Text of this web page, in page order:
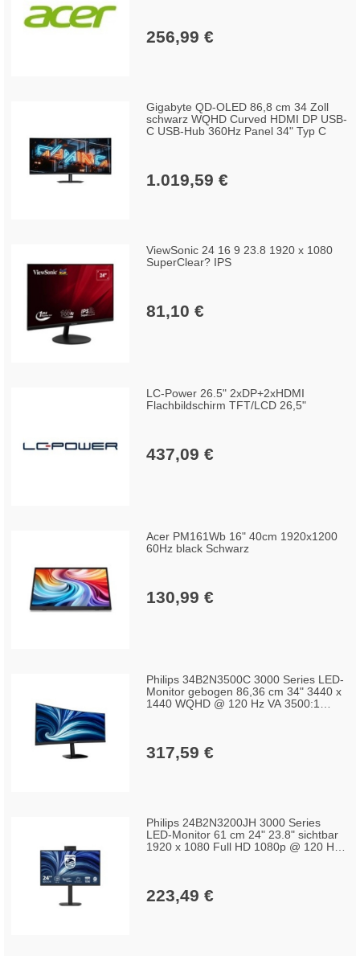
256,99 €
Gigabyte QD-OLED 86,8 cm 34 Zoll
schwarz WQHD Curved HDMI DP USB-
C USB-Hub 360Hz Panel 34" Typ C
1.019,59 €
ViewSonic 24 16 9 23.8 1920 x 1080
SuperClear? IPS
81,10 €
LC-Power 26.5" 2xDP+2xHDMI
Flachbildschirm TFT/LCD 26,5"
437,09 €
Acer PM161Wb 16" 40cm 1920x1200
60Hz black Schwarz
130,99 €
Philips 34B2N3500C 3000 Series LED-
Monitor gebogen 86,36 cm 34" 3440 x
1440 WQHD @ 120 Hz VA 3500:1
317,59 €
Philips 24B2N3200JH 3000 Series
LED-Monitor 61 cm 24" 23.8" sichtbar
1920 x 1080 Full HD 1080p @ 120 Hz
223,49 €